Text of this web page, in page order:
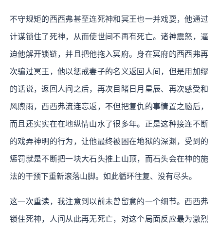
不守规矩的西西弗甚至连死神和冥王也一并戏耍，他通过
计谋锁住了死神，从而使世间不再有死亡。诸神震怒，逼
迫他解开锁链，并且把他拖入冥府。身在冥府的西西弗再
次骗过冥王，他以惩戒妻子的名义返回人间，但是用加缪
的话说，返回人间之后，再次目睹日月星辰、再次感受和
风煦雨，西西弗流连忘返，不但把复仇的事情置之脑后，
而且还实实在在地纵情山水了很多年。正是这种接连不断
的戏弄神明的行为，让他最终被困在地狱的深渊，受到的
惩罚就是不断把一块大石头推上山顶，而石头会在神的施
法的干预下重新滚落山脚。如此循环往复、没有尽头。
这一次重读，我注意到以前未曾留意的一个细节。西西弗
锁住死神，人间从此再无死亡，对这个局面反应最为激烈